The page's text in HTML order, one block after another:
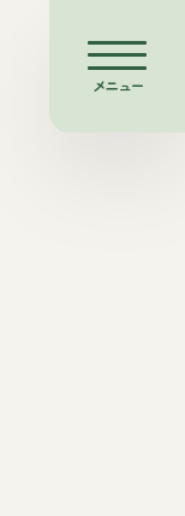
メニュー